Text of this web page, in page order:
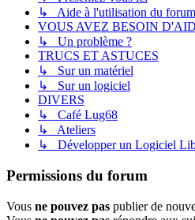
↳ Aide à l'utilisation du forum
VOUS AVEZ BESOIN
↳ Un problème ?
TRUCS ET ASTUCES
↳ Sur un matériel
↳ Sur un logiciel
DIVERS
↳ Café Lug68
↳ Ateliers
↳ Développer un Logiciel
Permissions du forum
Vous ne pouvez pas publier de